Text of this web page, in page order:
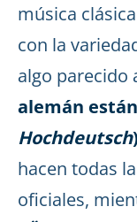
música
con la
algo parecido
alemán
Hochdeutsch)
hacen todas
oficiales,